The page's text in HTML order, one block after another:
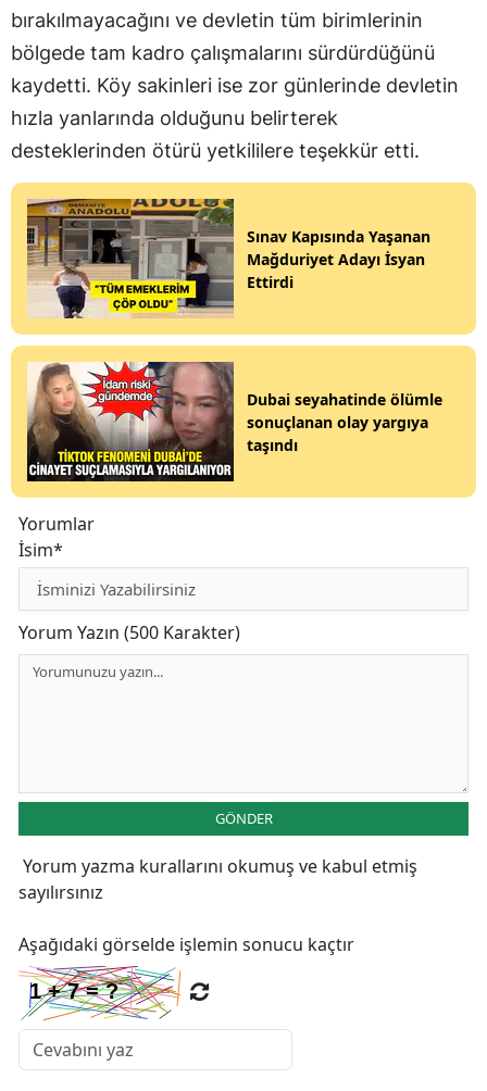
bırakılmayacağını ve devletin tüm birimlerinin
bölgede tam kadro çalışmalarını sürdürdüğünü
kaydetti. Köy sakinleri ise zor günlerinde devletin
hızla yanlarında olduğunu belirterek
desteklerinden ötürü yetkililere teşekkür etti.
Sınav Kapısında Yaşanan
Mağduriyet Adayı İsyan
Ettirdi
Dubai seyahatinde ölümle
sonuçlanan olay yargıya
taşındı
Yorumlar
İsim*
Yorum Yazın (500 Karakter)
GÖNDER
Yorum yazma kurallarını okumuş ve kabul etmiş
sayılırsınız
Aşağıdaki görselde işlemin sonucu kaçtır